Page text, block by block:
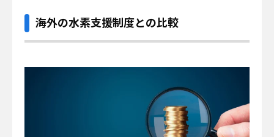
海外の水素支援制度との比較